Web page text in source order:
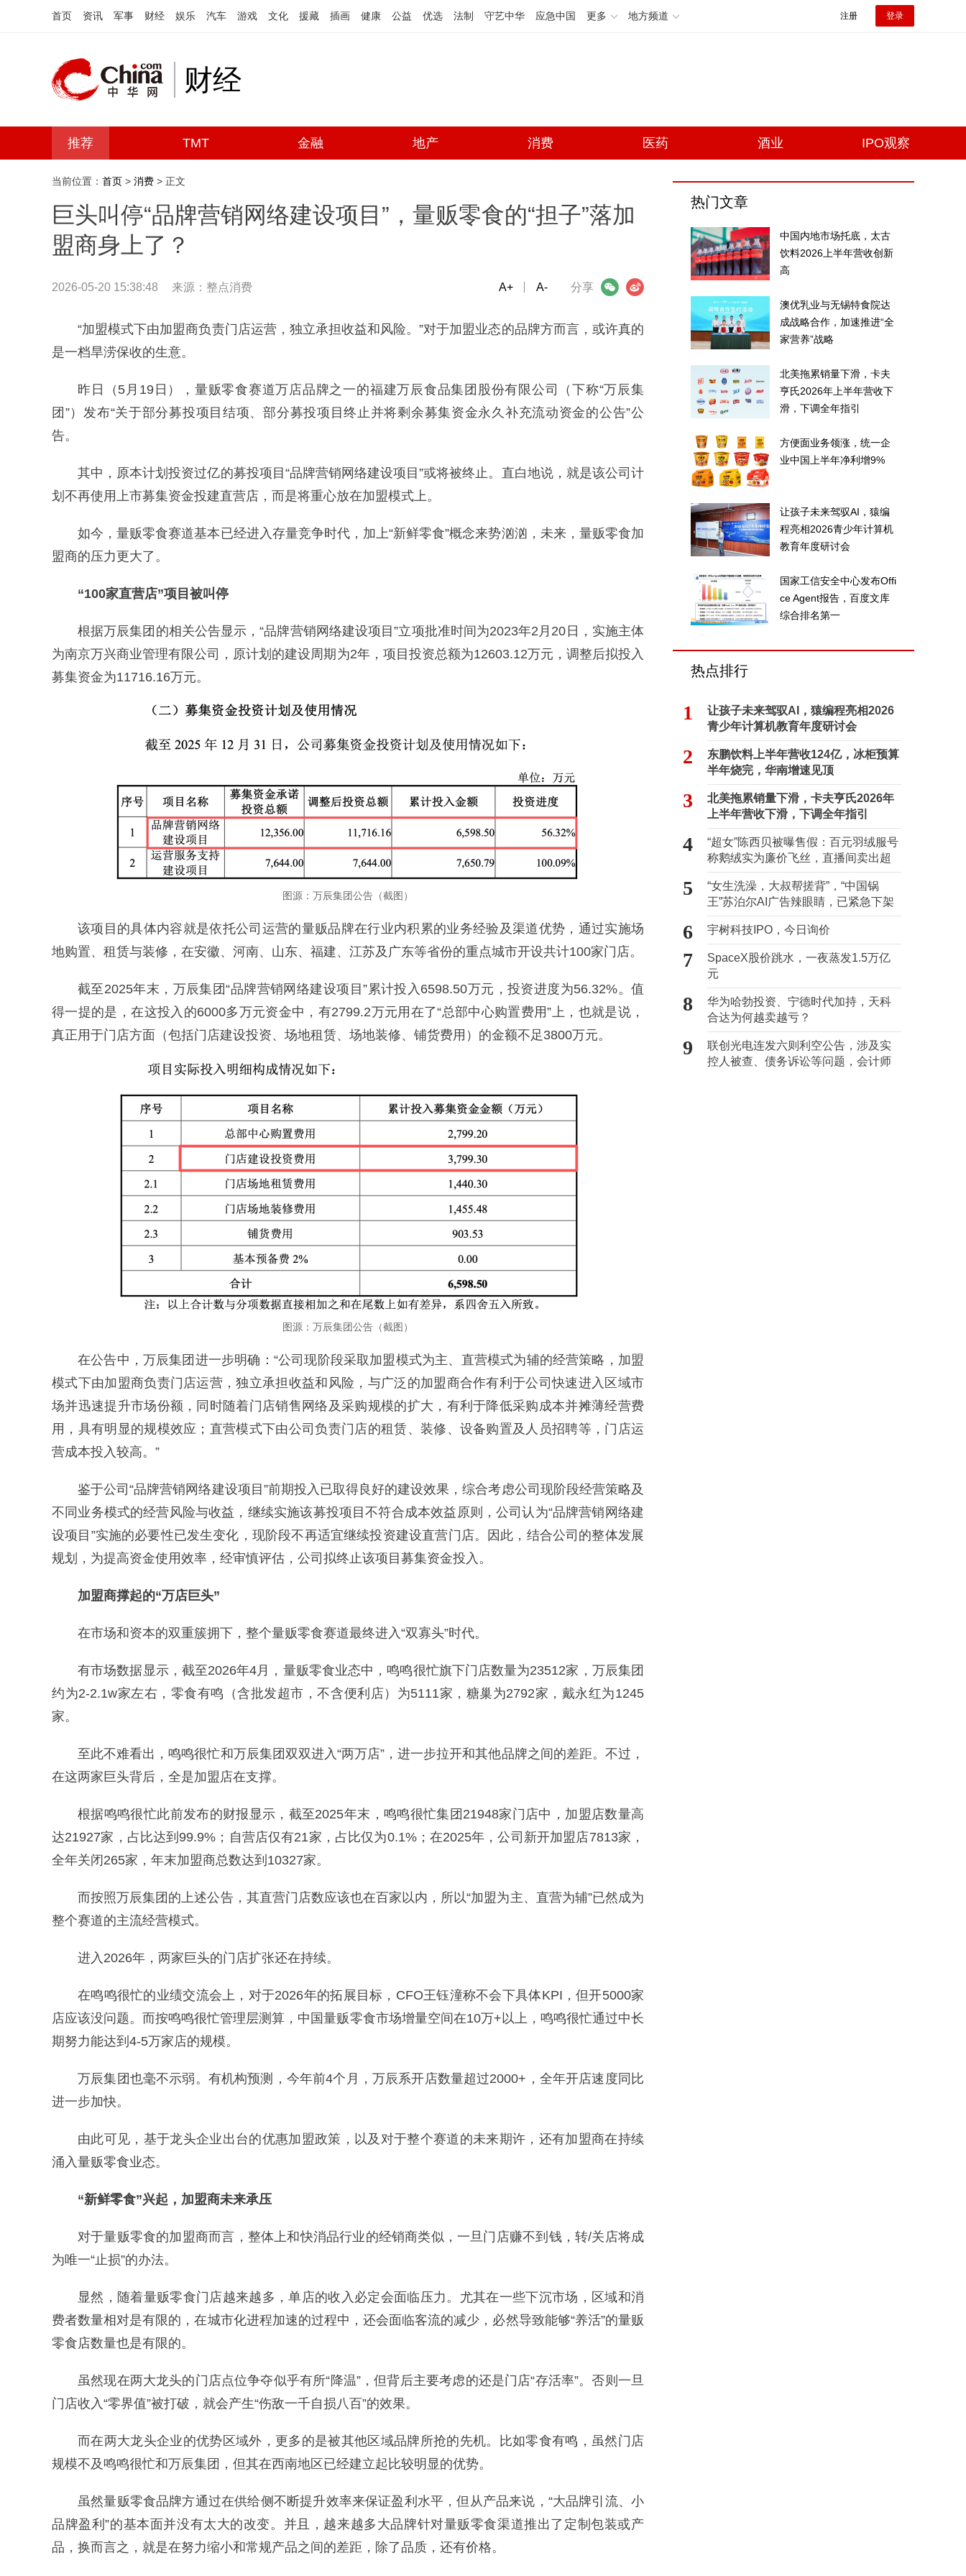
首页 资讯 军事 财经 娱乐 汽车 游戏 文化 援藏 插画 健康 公益 优选 法制 守艺中华 应急中国 更多 地方频道 注册 登录
财经
推荐 TMT 金融 地产 消费 医药 酒业 IPO观察
当前位置： 首页 > 消费 > 正文
巨头叫停“品牌营销网络建设项目”，量贩零食的“担子”落加
盟商身上了？
2026-05-20 15:38:48 来源：整点消费 分享
微信 微博
A+ A-
“加盟模式下由加盟商负责门店运营，独立承担收益和风险。”对于加盟业态的品牌方而言，或许真的
是一档旱涝保收的生意。
昨日（5月19日），量贩零食赛道万店品牌之一的福建万辰食品集团股份有限公司（下称“万辰集
团”）发布“关于部分募投项目结项、部分募投项目终止并将剩余募集资金永久补充流动资金的公告”公
告。
其中，原本计划投资过亿的募投项目“品牌营销网络建设项目”或将被终止。直白地说，就是该公司计
划不再使用上市募集资金投建直营店，而是将重心放在加盟模式上。
如今，量贩零食赛道基本已经进入存量竞争时代，加上“新鲜零食”概念来势汹汹，未来，量贩零食加
盟商的压力更大了。
“100家直营店”项目被叫停
根据万辰集团的相关公告显示，“品牌营销网络建设项目”立项批准时间为2023年2月20日，实施主体
为南京万兴商业管理有限公司，原计划的建设周期为2年，项目投资总额为12603.12万元，调整后拟投入
募集资金为11716.16万元。
图源：万辰集团公告（截图）
该项目的具体内容就是依托公司运营的量贩品牌在行业内积累的业务经验及渠道优势，通过实施场
地购置、租赁与装修，在安徽、河南、山东、福建、江苏及广东等省份的重点城市开设共计100家门店。
截至2025年末，万辰集团“品牌营销网络建设项目”累计投入6598.50万元，投资进度为56.32%。值
得一提的是，在这投入的6000多万元资金中，有2799.2万元用在了“总部中心购置费用”上，也就是说，
真正用于门店方面（包括门店建设投资、场地租赁、场地装修、铺货费用）的金额不足3800万元。
图源：万辰集团公告（截图）
在公告中，万辰集团进一步明确：“公司现阶段采取加盟模式为主、直营模式为辅的经营策略，加盟
模式下由加盟商负责门店运营，独立承担收益和风险，与广泛的加盟商合作有利于公司快速进入区域市
场并迅速提升市场份额，同时随着门店销售网络及采购规模的扩大，有利于降低采购成本并摊薄经营费
用，具有明显的规模效应；直营模式下由公司负责门店的租赁、装修、设备购置及人员招聘等，门店运
营成本投入较高。”
鉴于公司“品牌营销网络建设项目”前期投入已取得良好的建设效果，综合考虑公司现阶段经营策略及
不同业务模式的经营风险与收益，继续实施该募投项目不符合成本效益原则，公司认为“品牌营销网络建
设项目”实施的必要性已发生变化，现阶段不再适宜继续投资建设直营门店。因此，结合公司的整体发展
规划，为提高资金使用效率，经审慎评估，公司拟终止该项目募集资金投入。
加盟商撑起的“万店巨头”
在市场和资本的双重簇拥下，整个量贩零食赛道最终进入“双寡头”时代。
有市场数据显示，截至2026年4月，量贩零食业态中，鸣鸣很忙旗下门店数量为23512家，万辰集团
约为2-2.1w家左右，零食有鸣（含批发超市，不含便利店）为5111家，糖巢为2792家，戴永红为1245
家。
至此不难看出，鸣鸣很忙和万辰集团双双进入“两万店”，进一步拉开和其他品牌之间的差距。不过，
在这两家巨头背后，全是加盟店在支撑。
根据鸣鸣很忙此前发布的财报显示，截至2025年末，鸣鸣很忙集团21948家门店中，加盟店数量高
达21927家，占比达到99.9%；自营店仅有21家，占比仅为0.1%；在2025年，公司新开加盟店7813家，
全年关闭265家，年末加盟商总数达到10327家。
而按照万辰集团的上述公告，其直营门店数应该也在百家以内，所以“加盟为主、直营为辅”已然成为
整个赛道的主流经营模式。
进入2026年，两家巨头的门店扩张还在持续。
在鸣鸣很忙的业绩交流会上，对于2026年的拓展目标，CFO王钰潼称不会下具体KPI，但开5000家
店应该没问题。而按鸣鸣很忙管理层测算，中国量贩零食市场增量空间在10万+以上，鸣鸣很忙通过中长
期努力能达到4-5万家店的规模。
万辰集团也毫不示弱。有机构预测，今年前4个月，万辰系开店数量超过2000+，全年开店速度同比
进一步加快。
由此可见，基于龙头企业出台的优惠加盟政策，以及对于整个赛道的未来期许，还有加盟商在持续
涌入量贩零食业态。
“新鲜零食”兴起，加盟商未来承压
对于量贩零食的加盟商而言，整体上和快消品行业的经销商类似，一旦门店赚不到钱，转/关店将成
为唯一“止损”的办法。
显然，随着量贩零食门店越来越多，单店的收入必定会面临压力。尤其在一些下沉市场，区域和消
费者数量相对是有限的，在城市化进程加速的过程中，还会面临客流的减少，必然导致能够“养活”的量贩
零食店数量也是有限的。
虽然现在两大龙头的门店点位争夺似乎有所“降温”，但背后主要考虑的还是门店“存活率”。否则一旦
门店收入“零界值”被打破，就会产生“伤敌一千自损八百”的效果。
而在两大龙头企业的优势区域外，更多的是被其他区域品牌所抢的先机。比如零食有鸣，虽然门店
规模不及鸣鸣很忙和万辰集团，但其在西南地区已经建立起比较明显的优势。
虽然量贩零食品牌方通过在供给侧不断提升效率来保证盈利水平，但从产品来说，“大品牌引流、小
品牌盈利”的基本面并没有太大的改变。并且，越来越多大品牌针对量贩零食渠道推出了定制包装或产
品，换而言之，就是在努力缩小和常规产品之间的差距，除了品质，还有价格。
热门文章
中国内地市场托底，太古
饮料2026上半年营收创新
高
澳优乳业与无锡特食院达
成战略合作，加速推进“全
家营养”战略
北美拖累销量下滑，卡夫
亨氏2026年上半年营收下
滑，下调全年指引
方便面业务领涨，统一企
业中国上半年净利增9%
让孩子未来驾驭AI，猿编
程亮相2026青少年计算机
教育年度研讨会
国家工信安全中心发布Offi
ce Agent报告，百度文库
综合排名第一
热点排行
1
让孩子未来驾驭AI，猿编程亮相2026
青少年计算机教育年度研讨会
2
东鹏饮料上半年营收124亿，冰柜预算
半年烧完，华南增速见顶
3
北美拖累销量下滑，卡夫亨氏2026年
上半年营收下滑，下调全年指引
4
“超女”陈西贝被曝售假：百元羽绒服号
称鹅绒实为廉价飞丝，直播间卖出超
百万元
5
“女生洗澡，大叔帮搓背”，“中国锅
王”苏泊尔AI广告辣眼睛，已紧急下架
6 宇树科技IPO，今日询价
7
SpaceX股价跳水，一夜蒸发1.5万亿
元
8
华为哈勃投资、宁德时代加持，天科
合达为何越卖越亏？
9
联创光电连发六则利空公告，涉及实
控人被查、债务诉讼等问题，会计师